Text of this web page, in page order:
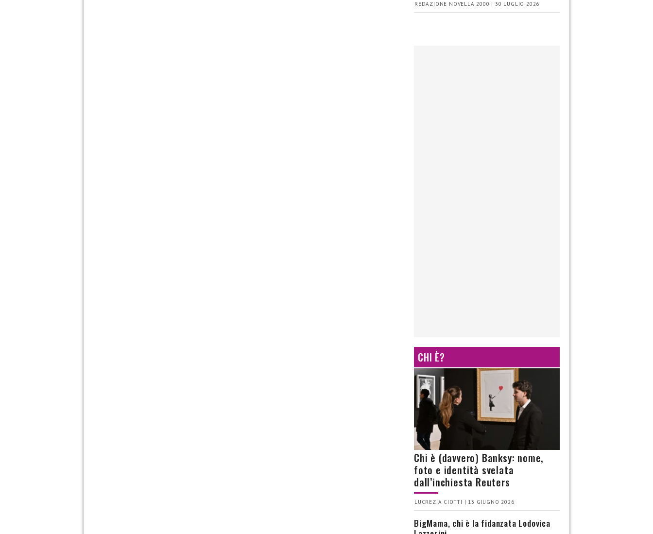
REDAZIONE NOVELLA 2000 | 30 LUGLIO 2026
CHI È?
Chi è (davvero) Banksy: nome,
foto e identità svelata
dall’inchiesta Reuters
LUCREZIA CIOTTI | 13 GIUGNO 2026
BigMama, chi è la fidanzata Lodovica